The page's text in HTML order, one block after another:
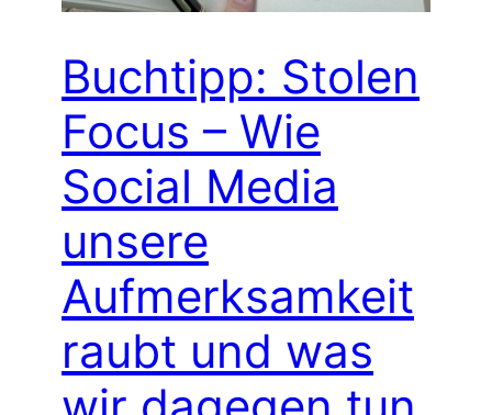
Buchtipp: Stolen
Focus – Wie
Social Media
unsere
Aufmerksamkeit
raubt und was